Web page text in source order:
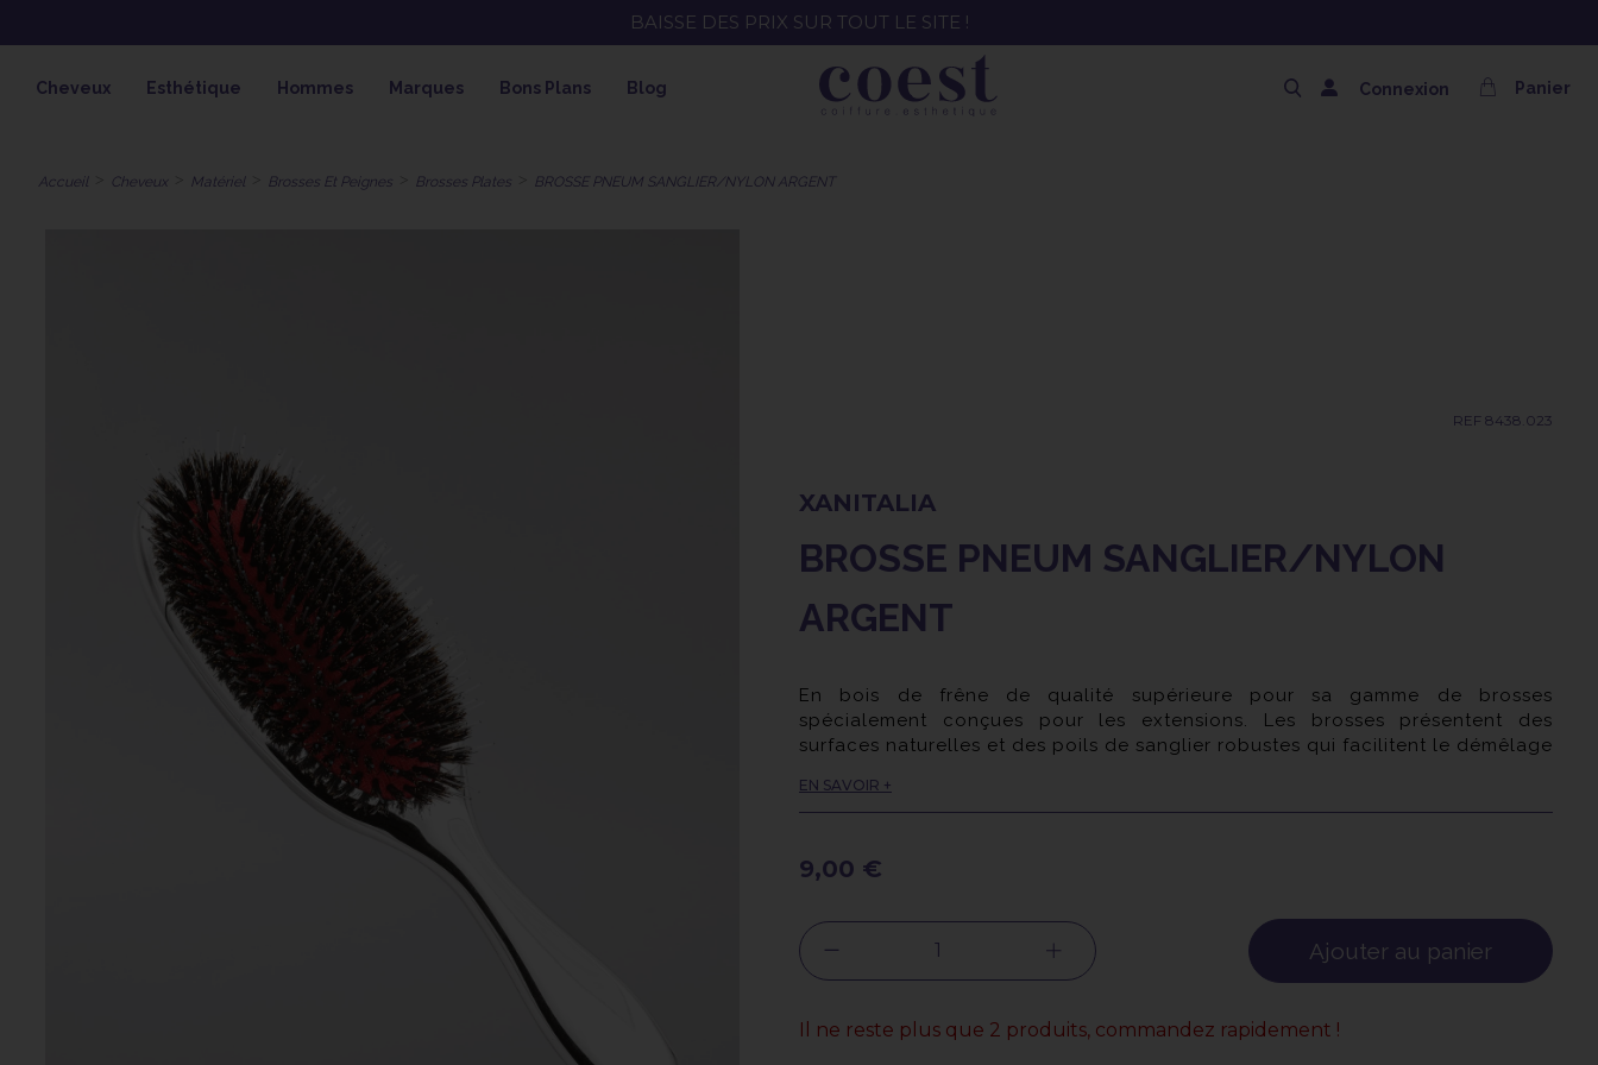
OFFRE SPÉCIALE SOLAIRE SKEYMZEE ! SOIN HYDRATANT + SPRAY + SHAMPOING = SHAMPOING OFFERT AVEC LE CODE SOLAIRE
Cheveux Esthétique Hommes Marques Bons Plans Blog Connexion Panier
Accueil Cheveux Matériel Brosses Et Peignes Brosses Plates BROSSE PNEUM SANGLIER/NYLON ARGENT
REF 8438.023
XANITALIA
BROSSE PNEUM SANGLIER/NYLON
ARGENT
En bois de frêne de qualité supérieure pour sa gamme de brosses
spécialement conçues pour les extensions. Les brosses présentent des
surfaces naturelles et des poils de sanglier robustes qui facilitent le démêlage
EN SAVOIR +
9,00 €
Ajouter au panier
Il ne reste plus que 2 produits, commandez rapidement !